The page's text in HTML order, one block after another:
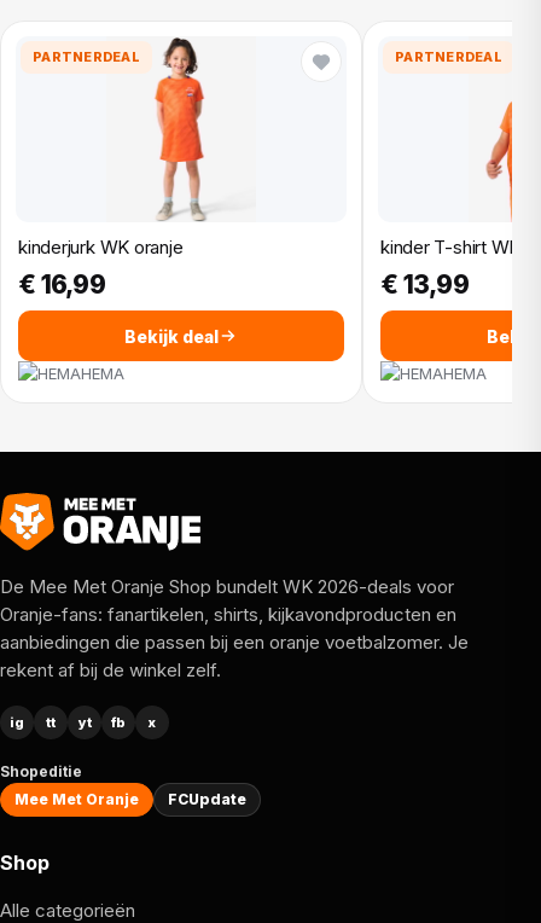
PARTNERDEAL
kinderjurk WK oranje
€ 16,99
Bekijk deal
HEMA
PARTNERDEAL
kinder T-shirt WK
€ 13,99
HEMA
De Mee Met Oranje Shop bundelt WK 2026-deals voor
Oranje-fans: fanartikelen, shirts, kijkavondproducten en
aanbiedingen die passen bij een oranje voetbalzomer. Je
rekent af bij de winkel zelf.
ig tt yt fb x
Shopeditie
Mee Met Oranje
FCUpdate
Shop
Alle categorieën